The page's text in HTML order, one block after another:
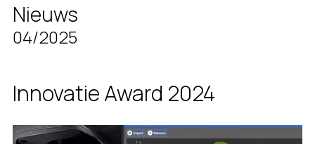
Nieuws
04/2025
Innovatie Award 2024